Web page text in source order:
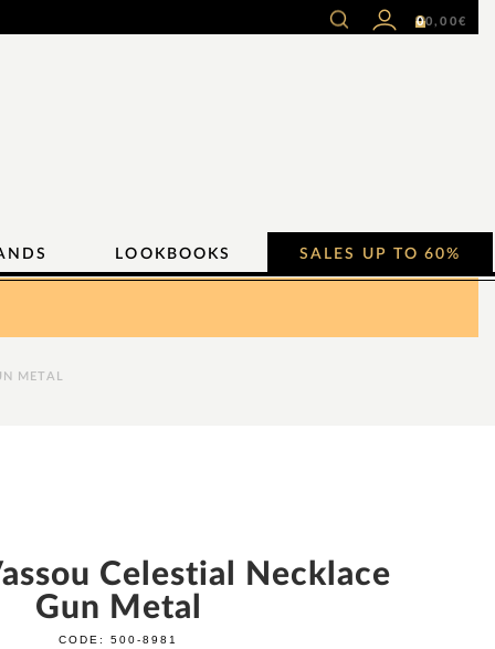
00,00€
LOOKBOOKS SALES UP TO 60%
METAL
Celestial Necklace
Gun Metal
CODE:500-8981